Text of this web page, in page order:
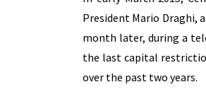
President Mario Draghi,
month later, during a
the last capital
over the past two years.